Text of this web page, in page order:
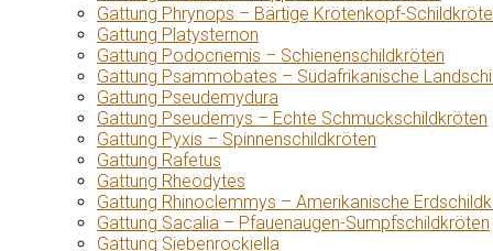
Gattung Phrynops – Bärtige Krötenkopf-
Gattung Platysternon
Gattung Podocnemis – Schienenschildkröten
Gattung Psammobates – Südafrikanische
Gattung Pseudemydura
Gattung Pseudemys – Echte Schmuckschildkröten
Gattung Pyxis – Spinnenschildkröten
Gattung Rafetus
Gattung Rheodytes
Gattung Rhinoclemmys – Amerikanische
Gattung Sacalia – Pfauenaugen-Sumpfschildkröten
Gattung Siebenrockiella